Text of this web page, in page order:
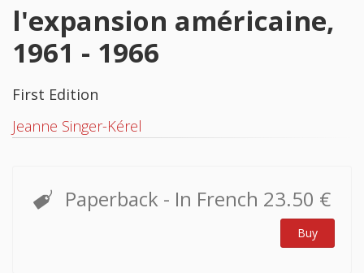
l'expansion américaine,
1961 - 1966
First Edition
Jeanne Singer-Kérel
Paperback - In French 23.50 €
Buy